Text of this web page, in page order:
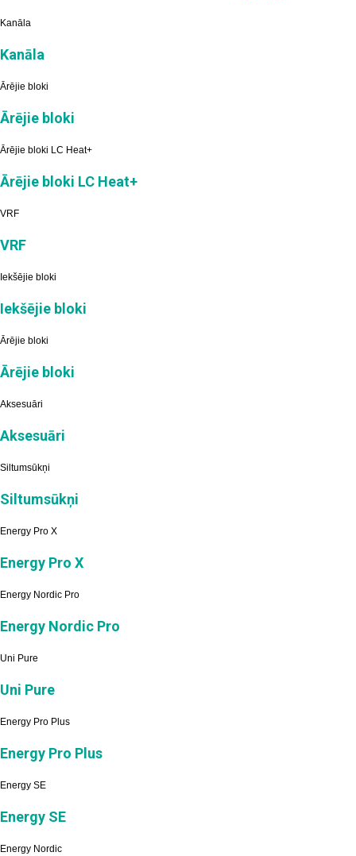
Kanāla
Kanāla
Ārējie bloki
Ārējie bloki
Ārējie bloki LC Heat+
Ārējie bloki LC Heat+
VRF
VRF
Iekšējie bloki
Iekšējie bloki
Ārējie bloki
Ārējie bloki
Aksesuāri
Aksesuāri
Siltumsūkņi
Siltumsūkņi
Energy Pro X
Energy Pro X
Energy Nordic Pro
Energy Nordic Pro
Uni Pure
Uni Pure
Energy Pro Plus
Energy Pro Plus
Energy SE
Energy SE
Energy Nordic